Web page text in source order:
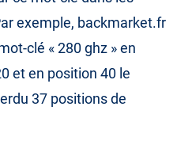
exemple, backmarket.fr
clé « 280 ghz » en
et en position 40 le
37 positions de